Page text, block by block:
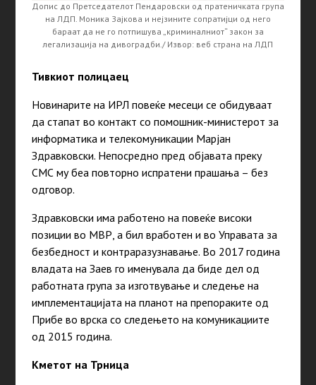
Допис до Претседателот Пендаровски од пратеничката група
на ЛДП. Моника Зајкова и нејзините сопратијци од него
бараат да не го потпишува „криминалниот“ закон за
легализација на дивоградби./ Извор: веб страна на ЛДП
Тивкиот полицаец
Новинарите на ИРЛ повеќе месеци се обидуваат
да стапат во контакт со помошник-министерот за
информатика и телекомуникации Марјан
Здравковски. Непосредно пред објавата преку
СМС му беа повторно испратени прашања – без
одговор.
Здравковски има работено на повеќе високи
позиции во МВР, а бил вработен и во Управата за
безбедност и контраразузнавање. Во 2017 година
владата на Заев го именувала да биде дел од
работната група за изготвување и следење на
имплементацијата на планот на препораките од
Прибе во врска со следењето на комуникациите
од 2015 година.
Кметот на Трница